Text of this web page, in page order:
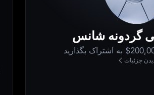
گردونه شانس
جزئیات